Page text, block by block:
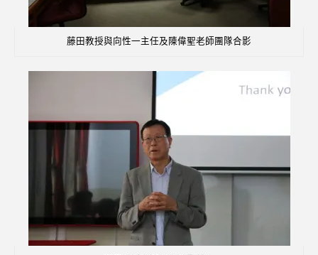
藤田教授與向性一主任及陳偉聖老師團隊合影